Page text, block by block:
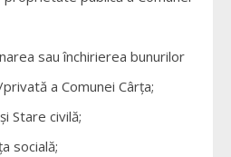
sau închirierea bunurilor
a Comunei Cârța;
Stare civilă;
socială;